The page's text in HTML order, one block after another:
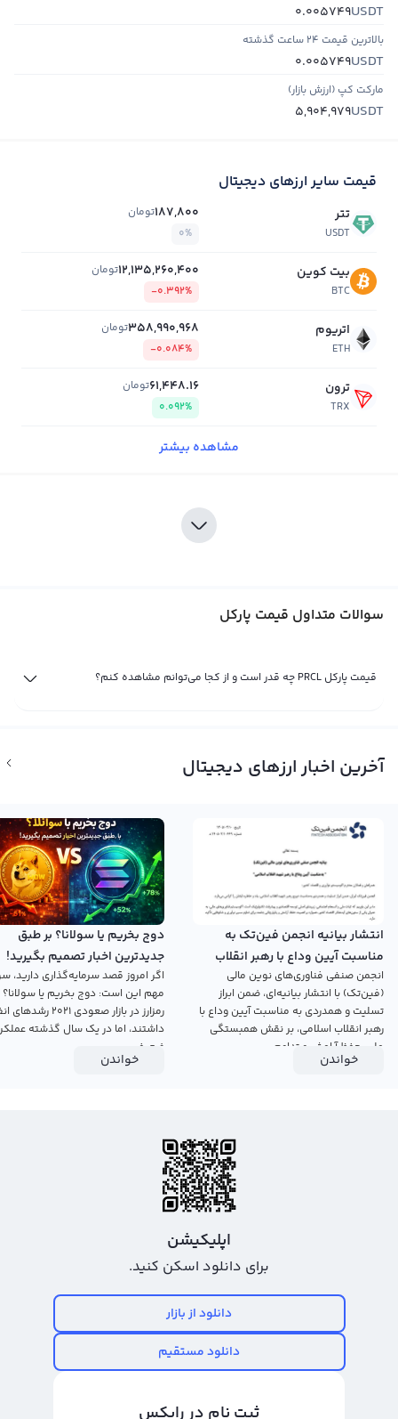
USDT
0.005749
بالاترین قیمت ۲۴ ساعت گذشته
USDT
0.005749
مارکت کپ (ارزش بازار)
USDT
5,904,979
قیمت سایر ارزهای دیجیتال
تتر
USDT
187,800تومان
0%
بیت کوین
BTC
12,135,260,400تومان
-0.392%
اتریوم
ETH
358,990,968تومان
-0.084%
ترون
TRX
61,448.16تومان
0.092%
مشاهده بیشتر
سوالات متداول قیمت پارکل
قیمت پارکل PRCL چه قدر است و از کجا می‌توانم مشاهده کنم؟
آخرین اخبار ارزهای دیجیتال
انتشار بیانیه انجمن فین‌تک به
مناسبت آیین وداع با رهبر انقلاب
اسلامی
انجمن صنفی فناوری‌های نوین مالی
(فین‌تک) با انتشار بیانیه‌ای، ضمن ابراز
تسلیت و همدردی به مناسبت آیین وداع با
رهبر انقلاب اسلامی، بر نقش همبستگی
ملی، حفظ آرامش و تداوم...
خواندن
دوج بخریم یا سولانا؟ بر طبق
جدیدترین اخبار تصمیم بگیرید!
اگر امروز قصد سرمایه‌گذاری دارید،
مهم این است: دوج بخریم یا
رمزارز در بازار صعودی ۲۰۲۱
داشتند، اما در یک سال گذشته
ضعیفی...
خواندن
اپلیکیشن
برای دانلود اسکن کنید.
دانلود از بازار
دانلود مستقیم
ثبت نام در رابکس